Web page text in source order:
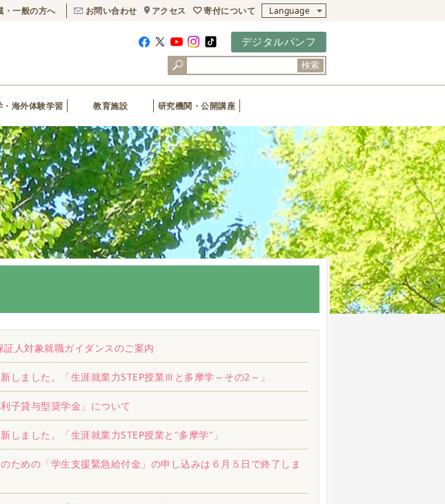
・一般の方へ お問い合わせ アクセス 寄付について Language
デジタルパンフ
検索
・海外体験学習 教育施設 研究機関・公開講座
人対象就職ガイダンスのご案内
しました。「生涯就業力STEP授業Ⅲと多摩学～その2～」
利子貸与型奨学金」について
しました。「生涯就業力STEP授業と"多摩学"」
のための「学生支援緊急給付金」の申し込みは６月５日で終了しま